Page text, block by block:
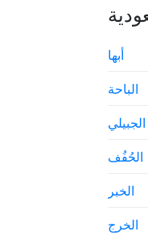
أبها
الباحة
الجبيلي
الحُفُف
الخبر
الخرج